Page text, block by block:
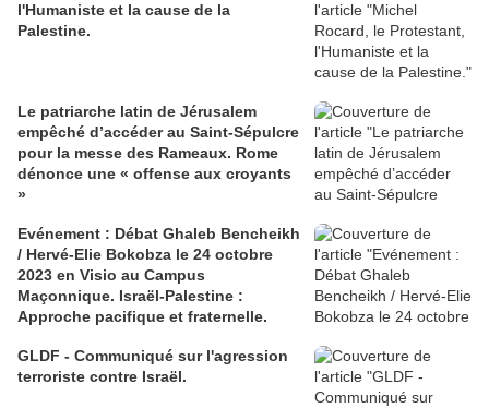
l'Humaniste et la cause de la
Palestine.
Le patriarche latin de Jérusalem
empêché d’accéder au Saint-Sépulcre
pour la messe des Rameaux. Rome
dénonce une « offense aux croyants
»
Evénement : Débat Ghaleb Bencheikh
/ Hervé-Elie Bokobza le 24 octobre
2023 en Visio au Campus
Maçonnique. Israël-Palestine :
Approche pacifique et fraternelle.
GLDF - Communiqué sur l'agression
terroriste contre Israël.